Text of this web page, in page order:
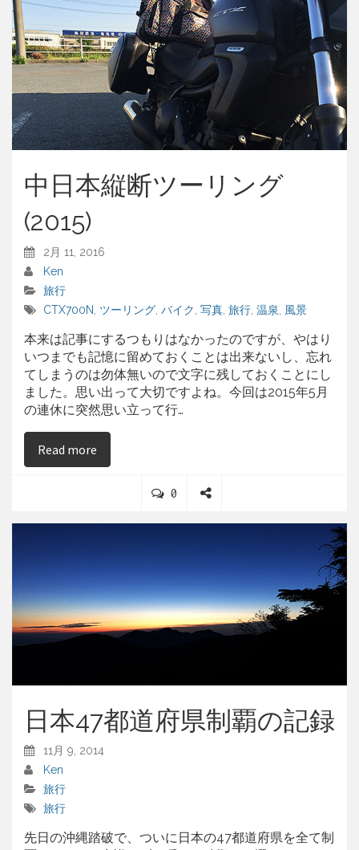
m
e
n
s
a
r
e
中日本縦断ツーリング
(2015)
2月 11, 2016
Ken
旅行
CTX700N
ツーリング バイク 写真 旅行 温泉 風景
本来は記事にするつもりはなかったのですが、やはり
いつまでも記憶に留めておくことは出来ないし、忘れ
てしまうのは勿体無いので文字に残しておくことにし
ました。思い出って大切ですよね。今回は2015年5月
の連休に突然思い立って行…
Read more
0C
m
t
s
h
日本47都道府県制覇の記録
11月 9, 2014
Ken
旅行
旅行
先日の沖縄踏破で、ついに日本の47都道府県を全て制